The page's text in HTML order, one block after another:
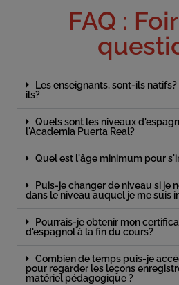
FAQ :
Les enseignants, sont-ils
ils?
Quels sont les niveaux
l'Academia Puerta Real?
Quel est l'âge minimum pour
Puis-je changer de niveau si je
dans le niveau auquel je me suis
Pourrais-je obtenir mon
d'espagnol à la fin du cours?
Combien de temps puis-je
pour regarder les leçons
matériel pédagogique ?